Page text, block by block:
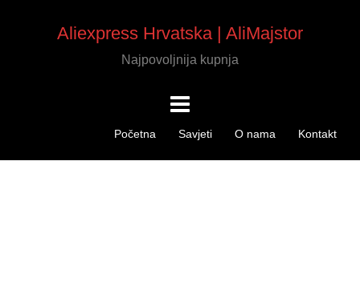
Aliexpress Hrvatska | AliMajstor
Najpovoljnija kupnja
Početna Savjeti O nama Kontakt